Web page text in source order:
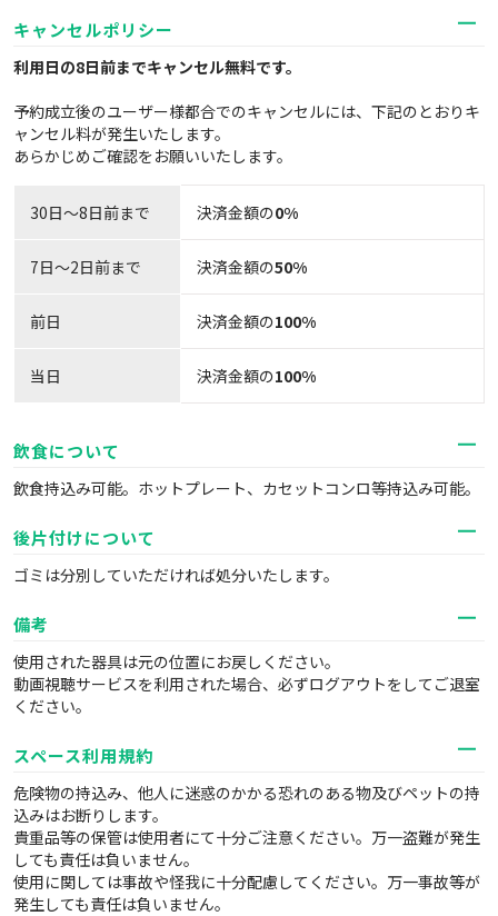
キャンセルポリシー
利用日の8日前までキャンセル無料です。
予約成立後のユーザー様都合でのキャンセルには、下記のとおりキ
ャンセル料が発生いたします。
あらかじめご確認をお願いいたします。
30日〜8日前まで 決済金額の0%
7日～2日前まで 決済金額の50%
前日 決済金額の100%
当日 決済金額の100%
飲食について
飲食持込み可能。ホットプレート、カセットコンロ等持込み可能。
後片付けについて
ゴミは分別していただければ処分いたします。
備考
使用された器具は元の位置にお戻しください。
動画視聴サービスを利用された場合、必ずログアウトをしてご退室
ください。
スペース利用規約
危険物の持込み、他人に迷惑のかかる恐れのある物及びペットの持
込みはお断りします。
貴重品等の保管は使用者にて十分ご注意ください。万一盗難が発生
しても責任は負いません。
使用に関しては事故や怪我に十分配慮してください。万一事故等が
発生しても責任は負いません。